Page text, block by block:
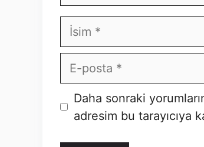
İsim
E-
posta
İnternet
sitesi
Daha sonraki
adresim bu tarayıcıya